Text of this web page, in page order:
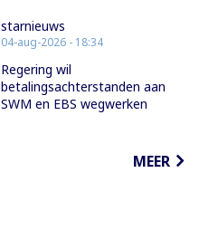
starnieuws
04-aug-2026 - 18:34
Regering wil
betalingsachterstanden aan
SWM en EBS wegwerken
MEER